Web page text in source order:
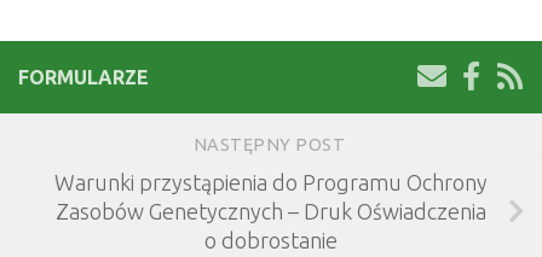
FORMULARZE
NASTĘPNY POST
Warunki przystąpienia do Programu Ochrony
Zasobów Genetycznych – Druk Oświadczenia
o dobrostanie